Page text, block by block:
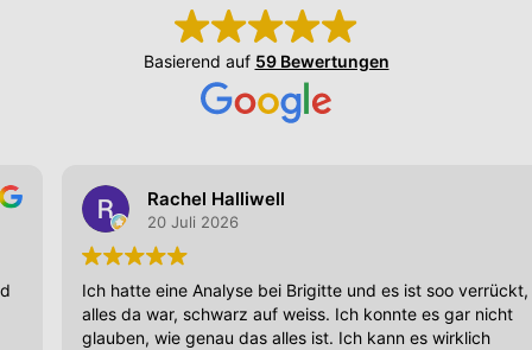
Basierend auf 59 Bewertungen
Rachel Halliwell
20 Juli 2026
Ich hatte eine Analyse bei Brigitte und es ist soo verrückt, dass
alles da war, schwarz auf weiss. Ich konnte es gar nicht
glauben, wie genau das alles ist. Ich kann es wirklich